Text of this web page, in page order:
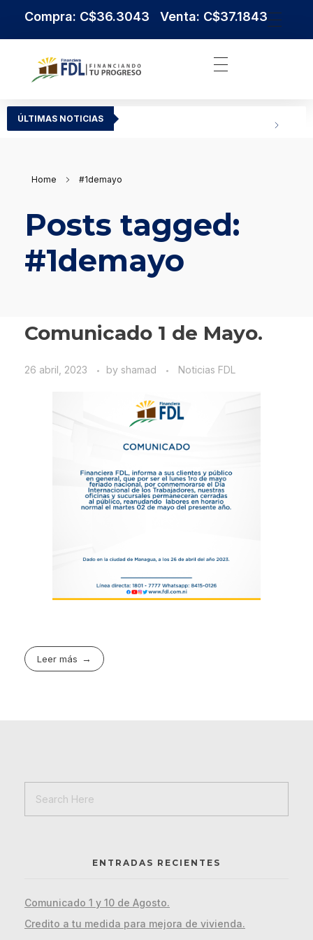
Compra: C$36.3043 Venta: C$37.1843
ÚLTIMAS NOTICIAS
Home #1demayo
Posts tagged:
#1demayo
Comunicado 1 de Mayo.
26 abril, 2023 by shamad Noticias FDL
Leer más
ENTRADAS RECIENTES
Comunicado 1 y 10 de Agosto.
Credito a tu medida para mejora de vivienda.